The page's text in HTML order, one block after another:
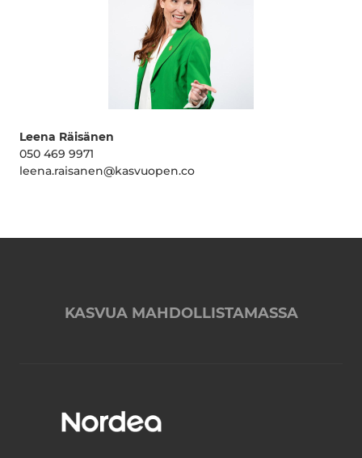
Leena Räisänen
050 469 9971
leena.raisanen@kasvuopen.co
KASVUA MAHDOLLISTAMASSA